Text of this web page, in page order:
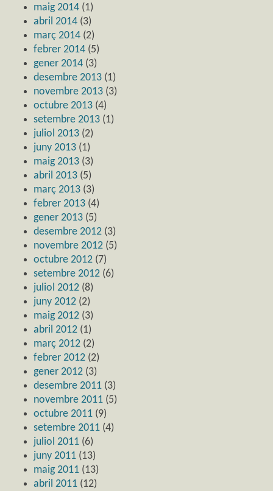
maig 2014 (1)
abril 2014 (3)
març 2014 (2)
febrer 2014 (5)
gener 2014 (3)
desembre 2013 (1)
novembre 2013 (3)
octubre 2013 (4)
setembre 2013 (1)
juliol 2013 (2)
juny 2013 (1)
maig 2013 (3)
abril 2013 (5)
març 2013 (3)
febrer 2013 (4)
gener 2013 (5)
desembre 2012 (3)
novembre 2012 (5)
octubre 2012 (7)
setembre 2012 (6)
juliol 2012 (8)
juny 2012 (2)
maig 2012 (3)
abril 2012 (1)
març 2012 (2)
febrer 2012 (2)
gener 2012 (3)
desembre 2011 (3)
novembre 2011 (5)
octubre 2011 (9)
setembre 2011 (4)
juliol 2011 (6)
juny 2011 (13)
maig 2011 (13)
abril 2011 (12)